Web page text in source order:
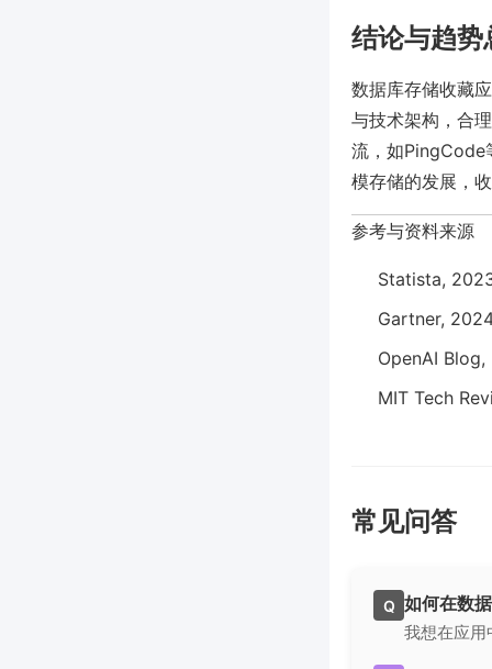
结论与趋势
数据库存储收藏
与技术架构，合
流，如PingCode
模存储的发展，
参考与资料来源
Statista,
Gartner,
OpenAI
MIT Tech
常见问答
Q 如何在数
我想在应用